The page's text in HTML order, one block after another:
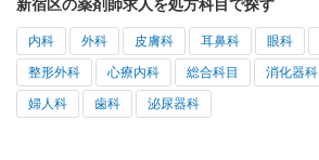
新宿区の薬剤師求人を処方科目で探す
内科 外科 皮膚科 耳鼻科 眼科
整形外科 心療内科 総合科目 消化器科
婦人科 歯科 泌尿器科